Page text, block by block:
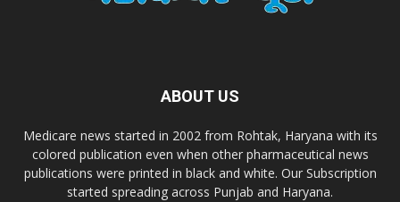
ABOUT US
Medicare news started in 2002 from Rohtak, Haryana with its
colored publication even when other pharmaceutical news
publications were printed in black and white. Our Subscription
started spreading across Punjab and Haryana.